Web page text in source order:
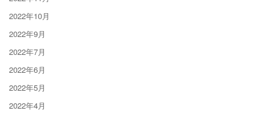
2022年10月
2022年9月
2022年7月
2022年6月
2022年5月
2022年4月